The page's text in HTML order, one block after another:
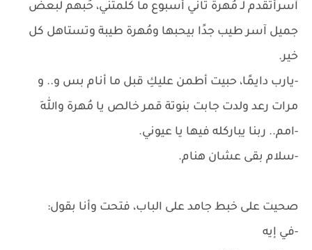
آسرأتقدم لـ مُهرة تاني أسبوع ما كلمتني، حُبهم لبعض
جميل آسر طيب جدًا بيحبها ومُهرة طيبة وتستاهل كل
خير.
-يارب دايمًا، حبيت أطمن عليكِ قبل ما أنام بس و.. و
مرات رعد ولدت جابت بنوتة قمر خالص يا مُهرة واللهِ
-امم.. ربنا يباركله فيها يا عيوني.
-سلام بقى عشان هنام.
صحيت على خبط جامد على الباب، فتحت وأنا بقول:
-في إيه